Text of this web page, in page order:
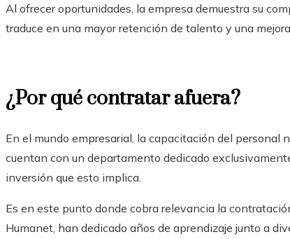
Al ofrecer oportunidades, la empresa demuestra su
traduce en una mayor retención de talento y una
¿Por qué contratar afuera?
En el mundo empresarial, la capacitación del personal
cuentan con un departamento dedicado
inversión que esto implica.
Es en este punto donde cobra relevancia la
Humanet, han dedicado años de aprendizaje junto a